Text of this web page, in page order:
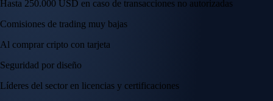
Hasta 250.000 USD en caso de transacciones no autorizadas
Comisiones de trading muy bajas
Al comprar cripto con tarjeta
Seguridad por diseño
Líderes del sector en licencias y certificaciones